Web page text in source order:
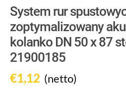
System rur
zoptymalizowany
kolanko DN 50 x 87
21900185
€1,12 (netto)